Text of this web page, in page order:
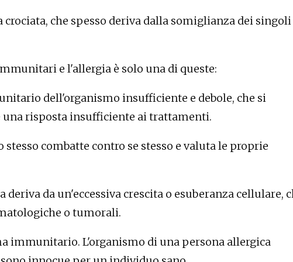
che spesso deriva dalla somiglianza dei singoli
e l'allergia è solo una di queste:
dell'organismo insufficiente e debole, che si
risposta insufficiente ai trattamenti.
combatte contro se stesso e valuta le proprie
da un'eccessiva crescita o esuberanza cellulare,
o tumorali.
immunitario. L'organismo di una persona allergica